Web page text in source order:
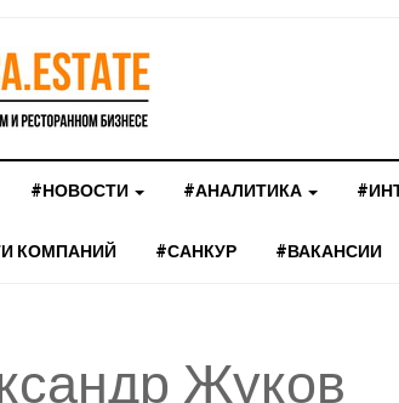
#НОВОСТИ #АНАЛИТИКА
КОМПАНИЙ #САНКУР #ВАКАНСИИ
Жуков